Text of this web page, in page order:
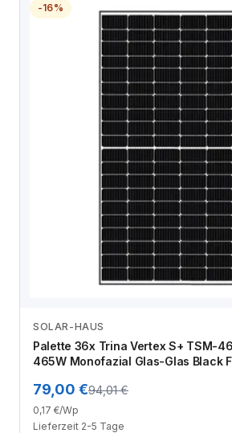
-16%
SOLAR-HAUS
Palette 36x Trina Vertex S+ TSM-
465W Monofazial Glas-Glas Black
79,00 €94,01 €
0,17 €/Wp
Lieferzeit 2-5 Tage